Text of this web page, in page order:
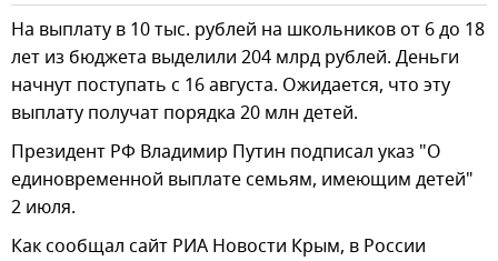
На выплату в 10 тыс. рублей на школьников от 6 до 18
лет из бюджета выделили 204 млрд рублей. Деньги
начнут поступать с 16 августа. Ожидается, что эту
выплату получат порядка 20 млн детей.
Президент РФ Владимир Путин подписал указ "О
единовременной выплате семьям, имеющим детей"
2 июля.
Как сообщал сайт РИА Новости Крым, в России